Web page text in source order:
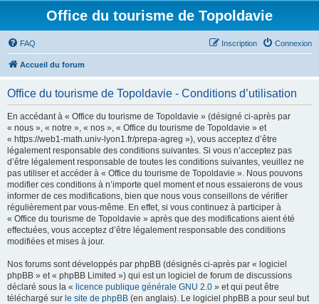
Office du tourisme de Topoldavie
FAQ Connexion
Inscription
Accueil du forum
Office du tourisme de Topoldavie - Conditions d’utilisation
En accédant à « Office du tourisme de Topoldavie » (désigné ci-après par
« nous », « notre », « nos », « Office du tourisme de Topoldavie » et
« https://web1-math.univ-lyon1.fr/prepa-agreg »), vous acceptez d’être
légalement responsable des conditions suivantes. Si vous n’acceptez pas
d’être légalement responsable de toutes les conditions suivantes, veuillez ne
pas utiliser et accéder à « Office du tourisme de Topoldavie ». Nous pouvons
modifier ces conditions à n’importe quel moment et nous essaierons de vous
informer de ces modifications, bien que nous vous conseillons de vérifier
régulièrement par vous-même. En effet, si vous continuez à participer à
« Office du tourisme de Topoldavie » après que des modifications aient été
effectuées, vous acceptez d’être légalement responsable des conditions
modifiées et mises à jour.
Nos forums sont développés par phpBB (désignés ci-après par « logiciel
phpBB » et « phpBB Limited ») qui est un logiciel de forum de discussions
déclaré sous la « licence publique générale GNU 2.0 » et qui peut être
téléchargé sur le site de phpBB (en anglais). Le logiciel phpBB a pour seul but